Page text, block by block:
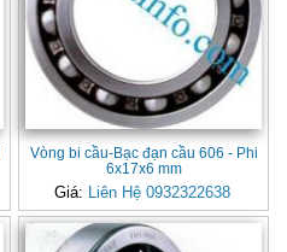
Vòng bi cầu-Bạc đạn cầu 606 - Phi
6x17x6 mm
Giá: Liên Hệ 0932322638